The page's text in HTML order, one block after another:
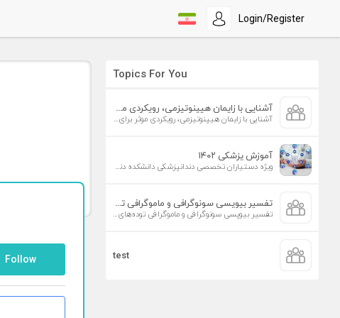
Login/Register
Follow
Topics For You
آشنایی با زایمان هیپنوتیزمی، رویکردی موثر برای افزایش تمایل به زایمان طبیعی
آشنایی با زایمان هیپنوتیزمی، رویکردی موثر برای افزایش تمایل به زایمان طبیعی
آموزش پزشکی ۱۴۰۲
ویژه دستیاران تخصصی دندانپزشکی دانشکده دندانپزشکی دانشگاه علوم پزشکی تهران
تفسیر بیوپسی سونوگرافی و ماموگرافی توده‌های پستان
تفسیر بیوپسی سونوگرافی و ماموگرافی توده‌های پستان
test